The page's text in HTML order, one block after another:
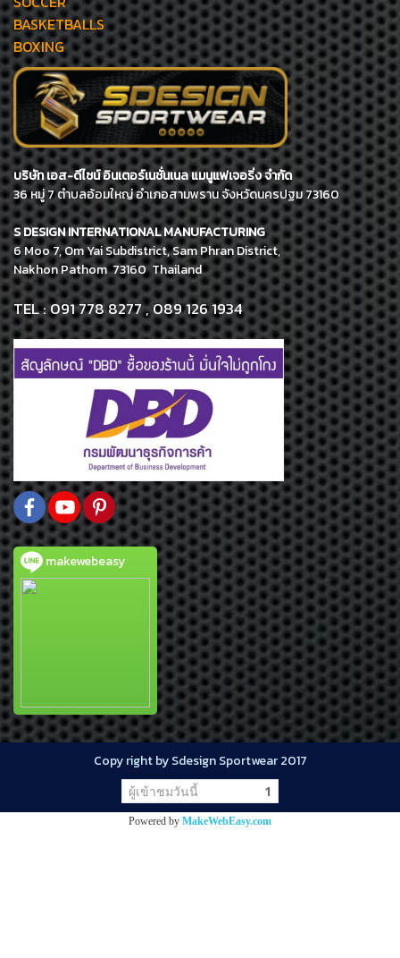
BASKETBALLS
BOXING
บริษัท เอส-ดีไซน์ อินเตอร์เนชั่นเนล แมนูแฟเจอริ่ง จำกัด
36 หมู่ 7 ตำบลอ้อมใหญ่ อำเภอสามพราน จังหวัดนครปฐม 73160
S DESIGN INTERNATIONAL MANUFACTURING
6 Moo 7, Om Yai Subdistrict, Sam Phran District,
Nakhon Pathom 73160 Thailand
TEL : 091 778 8277 , 089 126 1934
makewebeasy
Copy right by Sdesign Sportwear 2017
ผู้เข้าชมวันนี้ 1
Powered by MakeWebEasy.com